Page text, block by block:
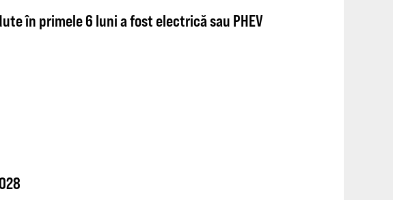
în primele 6 luni a fost electrică sau PHEV